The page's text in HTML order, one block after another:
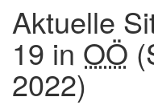
Aktuelle
19 in OÖ
2022)